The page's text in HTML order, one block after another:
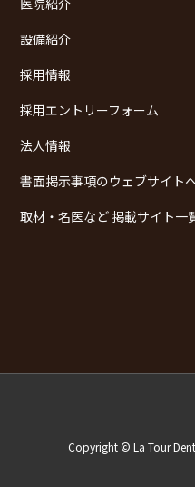
設備紹介
採用情報
採用エントリーフォーム
法人情報
書面掲示事項のウェブサイト
取材・名医など 掲載サイト一
Copyright © La Tour